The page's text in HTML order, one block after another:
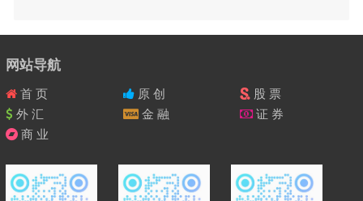
网站导航
首 页 原 创
股 票
外 汇
金 融
证 券
商 业